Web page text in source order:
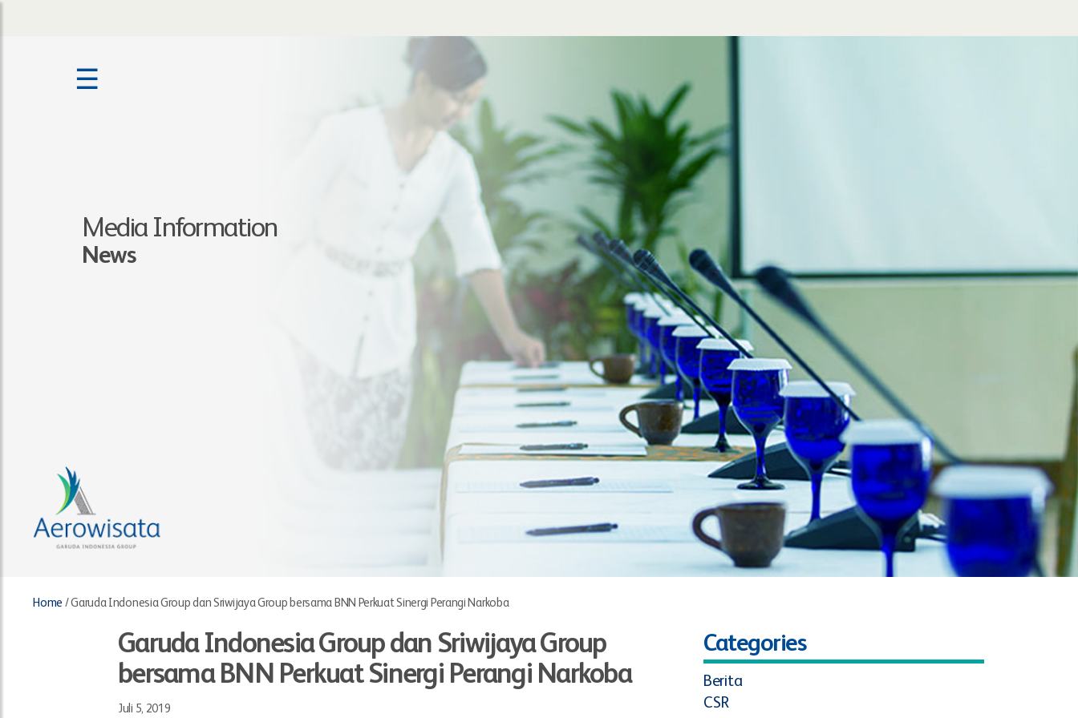
☰
Media Information
News
Home /Garuda Indonesia Group dan Sriwijaya Group bersama BNN Perkuat Sinergi Perangi Narkoba
Garuda Indonesia Group dan Sriwijaya Group
bersama BNN Perkuat Sinergi Perangi Narkoba
Juli 5, 2019
Categories
Berita
CSR